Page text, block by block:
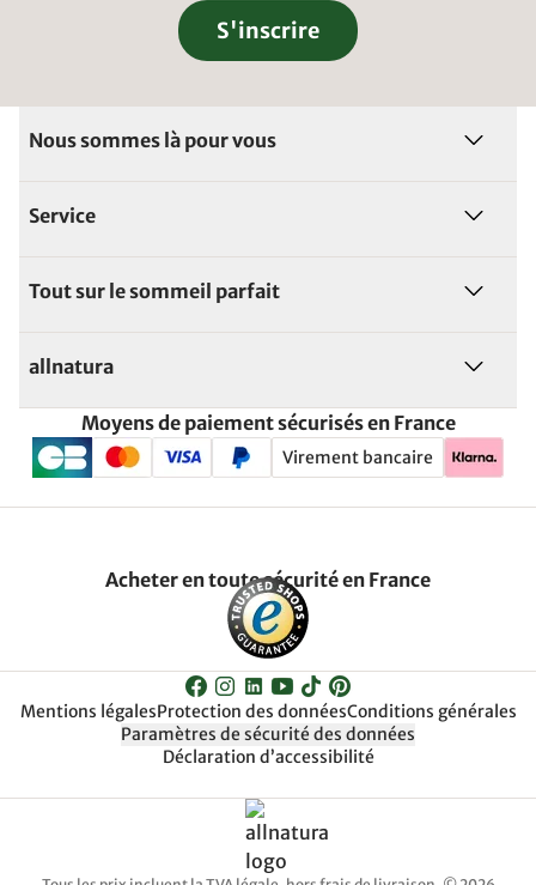
S'inscrire
Nous sommes là pour vous
Service
Tout sur le sommeil parfait
allnatura
Moyens de paiement sécurisés en France
Virement bancaire
Acheter en toute sécurité en France
Mentions légalesProtection des donnéesConditions générales
Paramètres de sécurité des données
Déclaration d’accessibilité